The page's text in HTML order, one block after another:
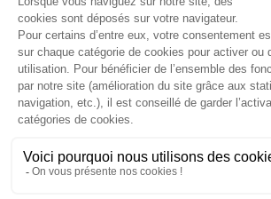
Agence web:Novius